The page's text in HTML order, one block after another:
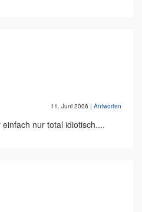
11. Juni 2006 | Antworten
nur total idiotisch....